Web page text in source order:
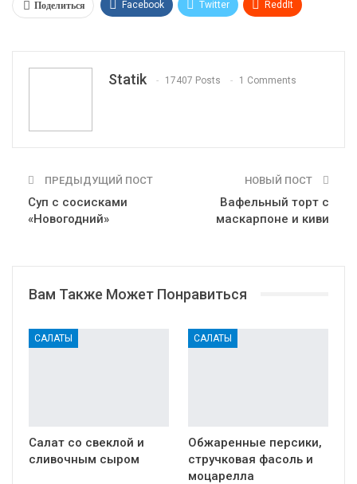
Поделиться Facebook Twitter ReddIt
Statik 17407 Posts 1 Comments
ПРЕДЫДУЩИЙ ПОСТ
Суп с сосисками
«Новогодний»
НОВЫЙ ПОСТ
Вафельный торт с
маскарпоне и киви
Вам Также Может Понравиться
САЛАТЫ
Салат со свеклой и
сливочным сыром
САЛАТЫ
Обжаренные персики,
стручковая фасоль и
моцарелла